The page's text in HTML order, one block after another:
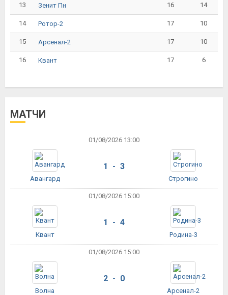
13 Зенит Пн 16 14
14 Ротор-2 17 10
15 Арсенал-2 17 10
16 Квант 17 6
МАТЧИ
01/08/2026 13:00
Авангард
1 - 3
Строгино
01/08/2026 15:00
Квант
1 - 4
Родина-3
01/08/2026 15:00
Волна
2 - 0
Арсенал-2